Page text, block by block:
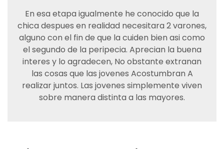
En esa etapa igualmente he conocido que la
chica despues en realidad necesitara 2 varones,
alguno con el fin de que la cuiden bien asi­ como
el segundo de la peripecia. Aprecian la buena
interes y lo agradecen, No obstante extranan
las cosas que las jovenes Acostumbran A
realizar juntos. Las jovenes simplemente viven
sobre manera distinta a las mayores.